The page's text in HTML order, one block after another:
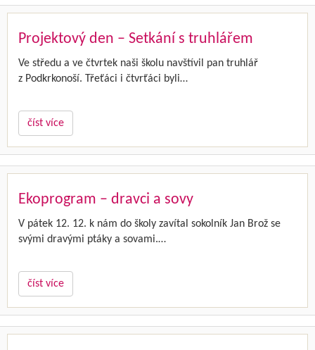
Projektový den – Setkání s truhlářem
Ve středu a ve čtvrtek naši školu navštívil pan truhlář
z Podkrkonoší. Třeťáci i čtvrťáci byli…
číst více
Ekoprogram – dravci a sovy
V pátek 12. 12. k nám do školy zavítal sokolník Jan Brož se
svými dravými ptáky a sovami.…
číst více